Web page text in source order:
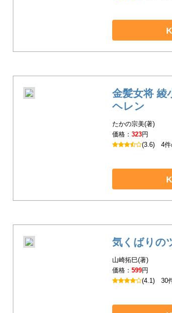
金髪女将 綾
ヘレン
たかの宗美(著)
価格：323円
(3.6)4
気くばりの
山崎拓巳(著)
価格：599円
(4.1)30